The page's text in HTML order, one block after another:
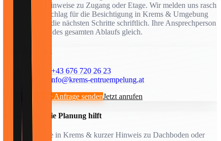
vorhanden – Hinweise zu Zugang oder Etage. Wir melden uns rasch
mit einem Vorschlag für die Besichtigung in Krems & Umgebung
und bestätigen die nächsten Schritte schriftlich. Ihre Ansprechperson
bleibt während des gesamten Ablaufs gleich.
Telefon: +43 676 720 26 23
E-Mail:
info@krems-entruempelung.at
Unverbindliche Anfrage sendenJetzt anrufen
Was uns für die Planung hilft
• Adresse in Krems & kurzer Hinweis zu Dachboden oder